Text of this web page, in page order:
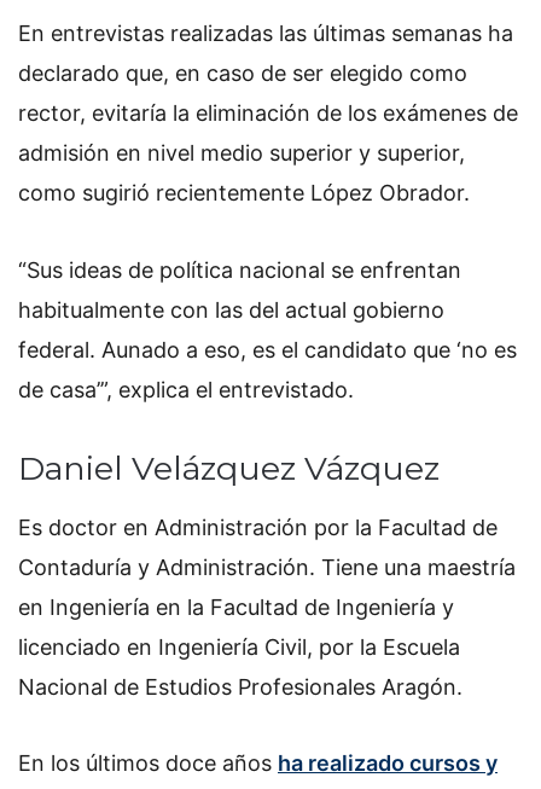
En entrevistas realizadas las últimas semanas ha
declarado que, en caso de ser elegido como
rector, evitaría la eliminación de los exámenes de
admisión en nivel medio superior y superior,
como sugirió recientemente López Obrador.
“Sus ideas de política nacional se enfrentan
habitualmente con las del actual gobierno
federal. Aunado a eso, es el candidato que ‘no es
de casa’”, explica el entrevistado.
Daniel Velázquez Vázquez
Es doctor en Administración por la Facultad de
Contaduría y Administración. Tiene una maestría
en Ingeniería en la Facultad de Ingeniería y
licenciado en Ingeniería Civil, por la Escuela
Nacional de Estudios Profesionales Aragón.
En los últimos doce años ha realizado cursos y